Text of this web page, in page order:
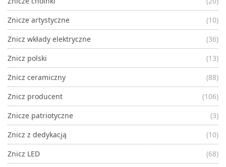
Znicze artystyczne
(10)
Znicz wkłady elektryczne
(36)
Znicz polski
(13)
Znicz ceramiczny
(88)
Znicz producent
(106)
Znicze patriotyczne
(3)
Znicz z dedykacją
(10)
Znicz LED
(68)